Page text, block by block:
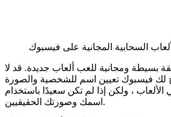
السحابية المجانية على فيسبوك
بسيطة ومجانية للعب ألعاب جديدة. قد لا
لك فيسبوك تعيين اسم للشخصية والصورة
الألعاب ، ولكن إذا لم تكن سعيدًا باستخدام
اسمك وصورتك الحقيقيين.